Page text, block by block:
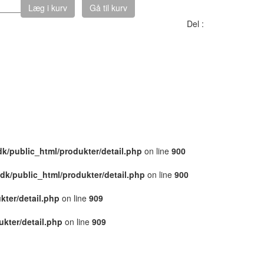
Læg i kurv
Gå til kurv
Del :
public_html/produkter/detail.php on line 900
public_html/produkter/detail.php on line 900
detail.php on line 909
detail.php on line 909